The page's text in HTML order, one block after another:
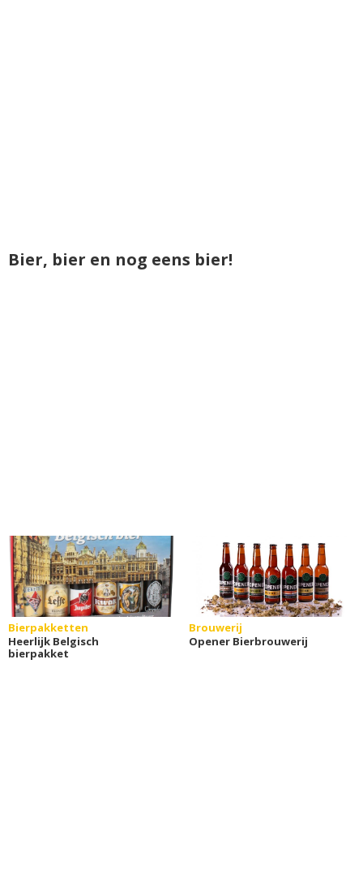
Bier, bier en nog eens bier!
Bierpakketten
Heerlijk Belgisch
bierpakket
Brouwerij
Opener Bierbrouwerij